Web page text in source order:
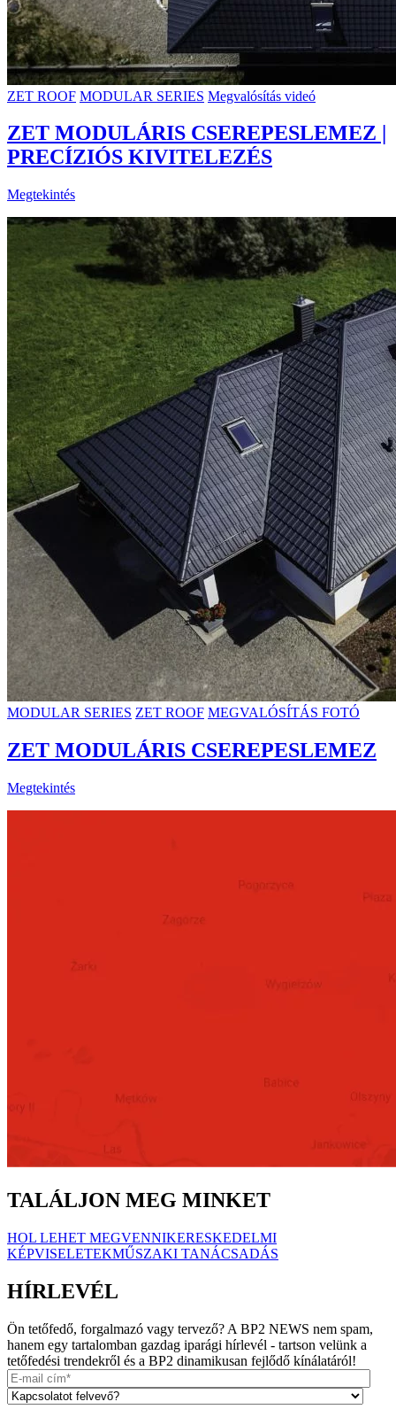
ZET ROOF MODULAR SERIES Megvalósítás videó
ZET MODULÁRIS CSEREPESLEMEZ |
PRECÍZIÓS KIVITELEZÉS
Megtekintés
MODULAR SERIES ZET ROOF MEGVALÓSÍTÁS FOTÓ
ZET MODULÁRIS CSEREPESLEMEZ
Megtekintés
TALÁLJON MEG MINKET
HOL LEHET MEGVENNIKERESKEDELMI
KÉPVISELETEKMŰSZAKI TANÁCSADÁS
HÍRLEVÉL
Ön tetőfedő, forgalmazó vagy tervező? A BP2 NEWS nem spam,
hanem egy tartalomban gazdag iparági hírlevél - tartson velünk a
tetőfedési trendekről és a BP2 dinamikusan fejlődő kínálatáról!